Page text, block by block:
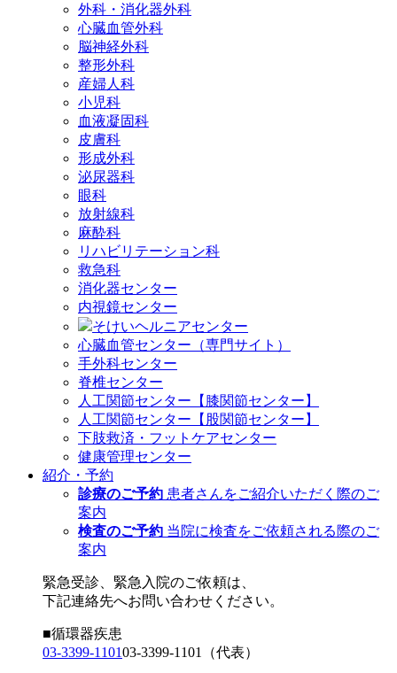
外科・消化器外科
心臓血管外科
脳神経外科
整形外科
産婦人科
小児科
血液凝固科
皮膚科
形成外科
泌尿器科
眼科
放射線科
麻酔科
リハビリテーション科
救急科
消化器センター
内視鏡センター
そけいヘルニアセンター
心臓血管センター（専門サイト）
手外科センター
脊椎センター
人工関節センター【膝関節センター】
人工関節センター【股関節センター】
下肢救済・フットケアセンター
健康管理センター
紹介・予約
診療のご予約 患者さんをご紹介いただく際のご
案内
検査のご予約 当院に検査をご依頼される際のご
案内
緊急受診、緊急入院のご依頼は、
下記連絡先へお問い合わせください。
■循環器疾患
03-3399-110103-3399-1101 （代表）